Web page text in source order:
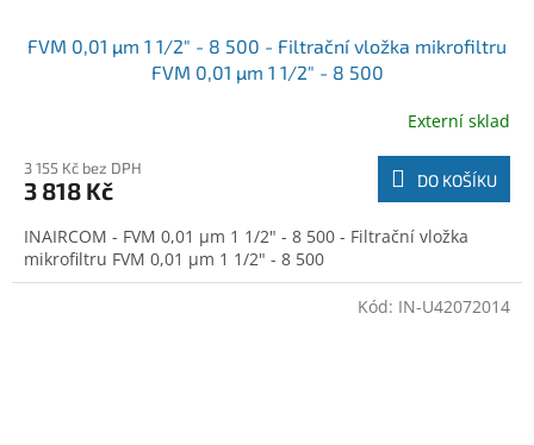
FVM 0,01 µm 1 1/2" - 8 500 - Filtrační vložka mikrofiltru
FVM 0,01 µm 1 1/2" - 8 500
Externí sklad
3 155 Kč bez DPH
3 818 Kč DO KOŠÍKU
INAIRCOM - FVM 0,01 µm 1 1/2" - 8 500 - Filtrační vložka
mikrofiltru FVM 0,01 µm 1 1/2" - 8 500
Kód: IN-U42072014